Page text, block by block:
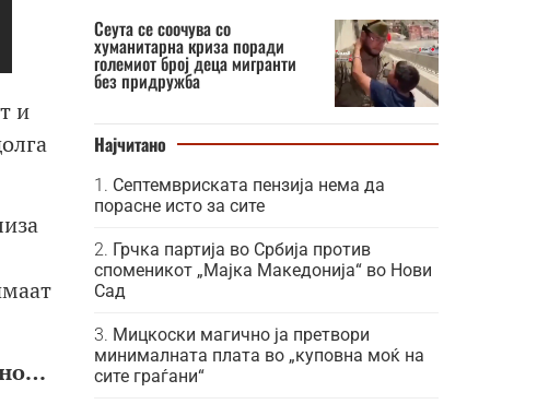
и
…
Сеута се соочува со
хуманитарна криза поради
големиот број деца мигранти
без придружба
Најчитано
Септемвриската пензија нема да
порасне исто за сите
Грчка партија во Србија против
споменикот „Мајка Македонија“ во Нови
Сад
Мицкоски магично ја претвори
минималната плата во „куповна моќ на
сите граѓани“